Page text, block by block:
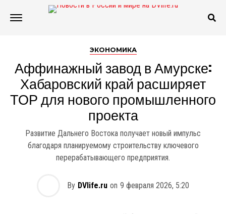
ЭКОНОМИКА
Аффинажный завод в Амурске:
Хабаровский край расширяет
ТОР для нового промышленного
проекта
Развитие Дальнего Востока получает новый импульс
благодаря планируемому строительству ключевого
перерабатывающего предприятия.
By DVlife.ru on 9 февраля 2026, 5:20